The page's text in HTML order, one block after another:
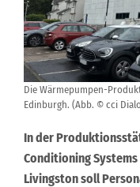
Die Wärmepumpen-
Edinburgh. (Abb. © cci
In der
Conditioning
Livingston soll